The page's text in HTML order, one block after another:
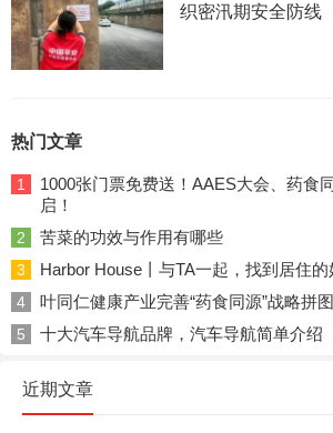
织密汛期安全防线
热门文章
1
1000张门票免费送！AAES大会、药食
启！
2 苦菜的功效与作用有哪些
3 Harbor House丨与TA一起，找到居住
4 叶同仁健康产业完善“药食同源”战略拼
5 十大汽车导航品牌，汽车导航简单介绍
近期文章